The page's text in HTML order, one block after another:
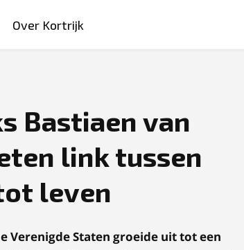
Over Kortrijk
Bastiaen van
link tussen
leven
Verenigde Staten groeide uit tot een